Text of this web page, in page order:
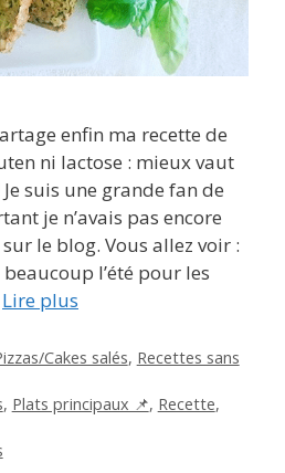
enfin ma recette de
ni lactose : mieux vaut
suis une grande fan de
je n’avais pas encore
le blog. Vous allez voir :
l’été pour les
Lire plus
Cakes salés, Recettes sans
, Plats principaux 📌, Recette,